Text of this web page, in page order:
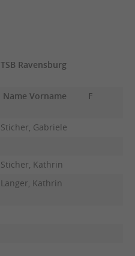
TSB Ravensburg
Name Vorname F
Sticher, Gabriele
Sticher, Kathrin
Langer, Kathrin